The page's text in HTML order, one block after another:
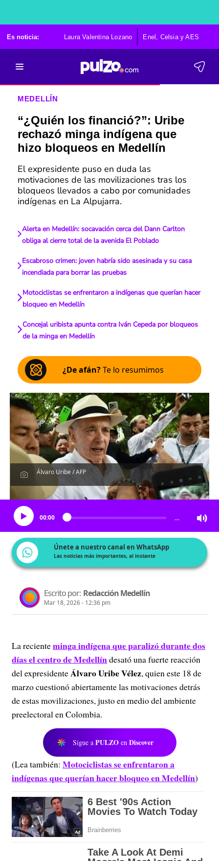
Es noticia: Laura Valentina Lozano Enel, Celsia y AES
MEDELLÍN
“¿Quién los financió?”: Uribe
rechazó minga indígena que
hizo bloqueos en Medellín
El expresidente puso en duda las
motivaciones de las movilizaciones tras los
bloqueos llevados a cabo por comunidades
indígenas en La Alpujarra.
Alerta en Medellín: socavación cerca del Dann Carlton
obliga al cierre total de la avenida El Poblado
Escabroso crimen: joven habría sido asesinada y su casa
incendiada para borrar las pruebas
Motociclistas se enfrentaron a indígenas que querían hacer
bloqueo en Medellín
Concejal uribista apunta contra Iván Cepeda por bloqueos
de la minga en Medellín
¿De afán?Te lo resumimos
Álvaro Uribe / AFP
Escucha el artículo
00:00 …
Únete a nuestro canal en WhatsApp
Las noticias más importantes, al instante
Escrito por: Redacción Medellín
Mar 18, 2026 - 12:36 pm
La recienteminga indígena que paralizó durante dos
días el centro de Medellíndesató una fuerte reacción
del expresidenteÁlvaro Uribe Vélez, quien este 18 de
marzo cuestionó abiertamente las motivaciones detrás
de estas movilizaciones, justo en medio del ambiente
preelectoral en Colombia.
Sigue a PULZO en Discover
(Lea también: Motociclistas se enfrentaron a
indígenas que querían hacer bloqueo en Medellín)